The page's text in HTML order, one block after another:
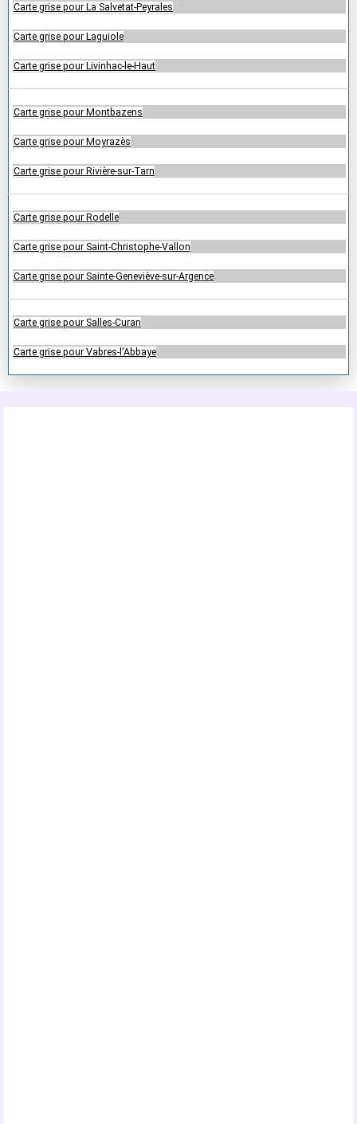
Carte grise pour La Salvetat-Peyrales
Carte grise pour Laguiole
Carte grise pour Livinhac-le-Haut
Carte grise pour Montbazens
Carte grise pour Moyrazès
Carte grise pour Rivière-sur-Tarn
Carte grise pour Rodelle
Carte grise pour Saint-Christophe-Vallon
Carte grise pour Sainte-Geneviève-sur-Argence
Carte grise pour Salles-Curan
Carte grise pour Vabres-l'Abbaye